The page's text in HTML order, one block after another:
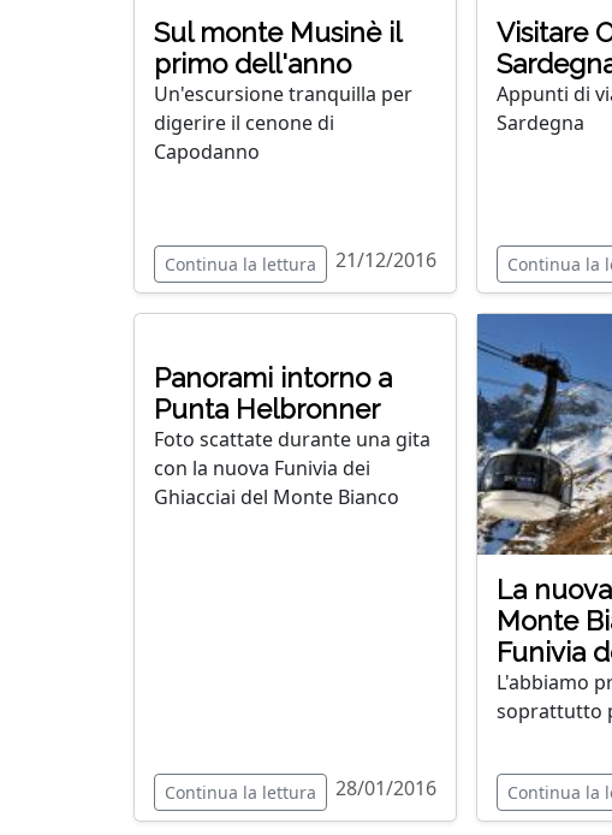
Sul monte Musinè il
primo dell'anno
Un'escursione tranquilla per
digerire il cenone di
Capodanno
Continua la lettura 21/12/2016
Visitare
Appunti di
Sardegna
Continua la
Panorami intorno a
Punta Helbronner
Foto scattate durante una gita
con la nuova Funivia dei
Ghiacciai del Monte Bianco
Continua la lettura 28/01/2016
La
Monte
Funivia
L'abbiamo
soprattutto
Continua la